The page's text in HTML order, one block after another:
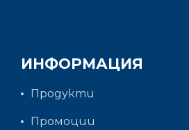
ИНФОРМАЦИЯ
Продукти
Промоции